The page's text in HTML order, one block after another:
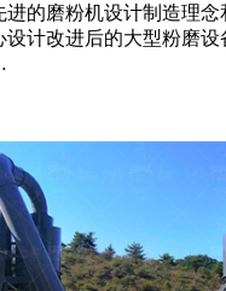
进的磨粉机设计制造理念
设计改进后的大型粉磨